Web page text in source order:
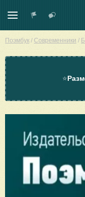
Поэмбук / Современники /
⭐